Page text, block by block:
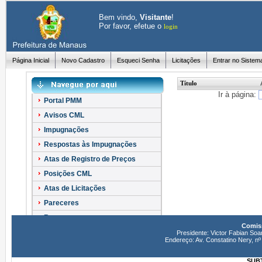
Bem vindo, Visitante!
Por favor, efetue o login
Página Inicial Novo Cadastro Esqueci Senha Licitações Entrar no
Portal PMM
Avisos CML
Impugnações
Respostas às Impugnações
Atas de Registro de Preços
Posições CML
Atas de Licitações
Pareceres
Recursos
Título
Ir à página:
Presidente: Victor Fabian
Endereço: Av. Constatino Nery,